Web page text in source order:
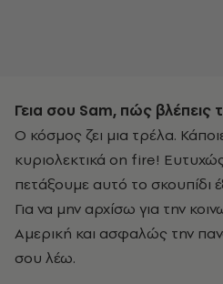
Γεια σου Sam, πώς βλέπεις
Ο κόσμος ζει μια τρέλα.
κυριολεκτικά on fire!
πετάξουμε αυτό το σκουπίδι
Για να μην αρχίσω για την
Αμερική και ασφαλώς την
σου λέω.